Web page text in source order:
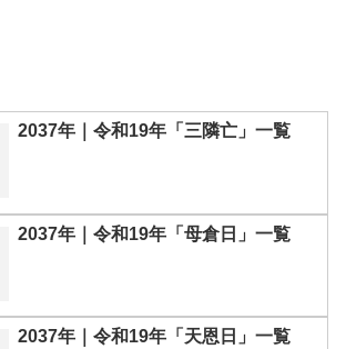
2037年｜令和19年「三隣亡」一覧
2037年｜令和19年「母倉日」一覧
2037年｜令和19年「天恩日」一覧